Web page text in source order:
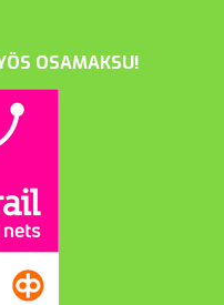
OSAMAKSU!